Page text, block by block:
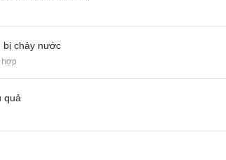
bị chảy nước
hợp
quả